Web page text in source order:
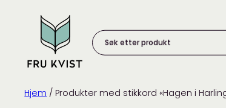
content
etter
produkt:
Hjem / Produkter med stikkord «Hagen i